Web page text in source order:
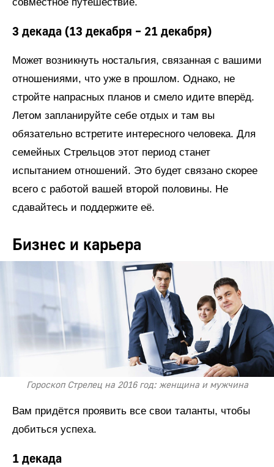
3 декада (13 декабря – 21 декабря)
Может возникнуть ностальгия, связанная с вашими
отношениями, что уже в прошлом. Однако, не
стройте напрасных планов и смело идите вперёд.
Летом запланируйте себе отдых и там вы
обязательно встретите интересного человека. Для
семейных Стрельцов этот период станет
испытанием отношений. Это будет связано скорее
всего с работой вашей второй половины. Не
сдавайтесь и поддержите её.
Бизнес и карьера
Гороскоп Стрелец на 2016 год: женщина и мужчина
Вам придётся проявить все свои таланты, чтобы
добиться успеха.
1 декада